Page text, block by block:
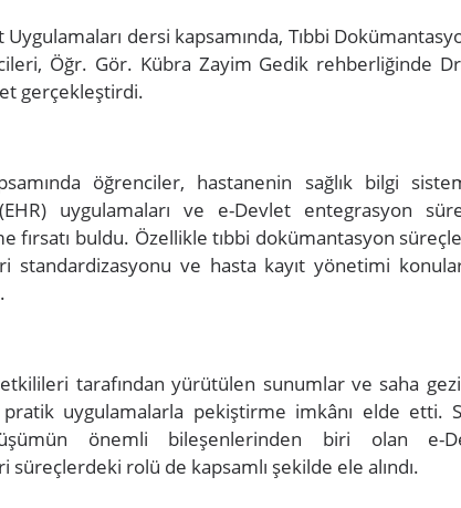
dersi kapsamında, Tıbbi
Öğr. Gör. Kübra Zayim Gedik rehberliğinde
gerçekleştirdi.
öğrenciler, hastanenin sağlık bilgi
uygulamaları ve e-Devlet entegrasyon
fırsatı buldu. Özellikle tıbbi dokümantasyon
standardizasyonu ve hasta kayıt yönetimi
tarafından yürütülen sunumlar ve saha
uygulamalarla pekiştirme imkânı elde etti.
önemli bileşenlerinden biri olan e-
süreçlerdeki rolü de kapsamlı şekilde ele alındı.